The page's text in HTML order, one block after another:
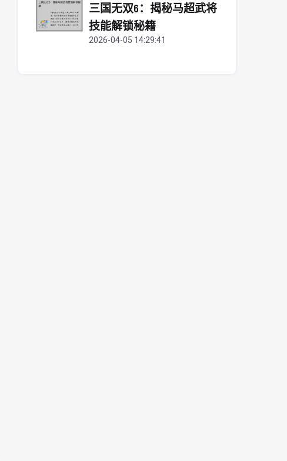
三国无双6：揭秘马超武将
技能解锁秘籍
2026-04-05 14:29:41